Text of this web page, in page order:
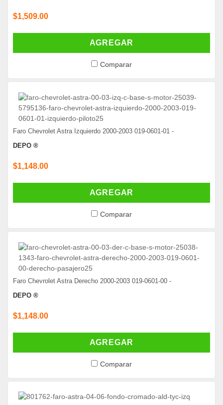
$1,509.00
AGREGAR
Comparar
Faro Chevrolet Astra Izquierdo 2000-2003 019-0601-01 -
DEPO ®
$1,148.00
AGREGAR
Comparar
Faro Chevrolet Astra Derecho 2000-2003 019-0601-00 -
DEPO ®
$1,148.00
AGREGAR
Comparar